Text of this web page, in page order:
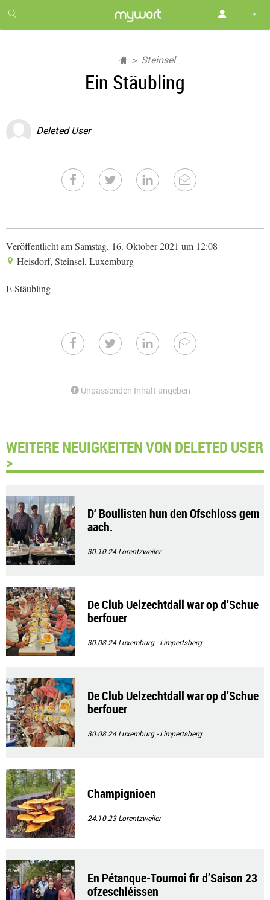
month
free
Steinsel
Ein Stäubling
Deleted User
Veröffentlicht am Samstag, 16. Oktober 2021 um 12:08
Heisdorf, Steinsel, Luxemburg
E Stäubling
Unpassenden Inhalt angeben
WEITERE NEUIGKEITEN VON DELETED USER
>
D‘ Boullisten hun den Ofschloss gem
aach.
30.10.24Lorentzweiler
De Club Uelzechtdall war op d’Schue
berfouer
30.08.24Luxemburg - Limpertsberg
De Club Uelzechtdall war op d’Schue
berfouer
30.08.24Luxemburg - Limpertsberg
Champignioen
24.10.23Lorentzweiler
En Pétanque-Tournoi fir d’Saison 23
ofzeschléissen